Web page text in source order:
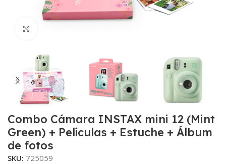
Combo Cámara INSTAX mini 12 (Mint
Green) + Películas + Estuche + Álbum
de fotos
SKU: 725059